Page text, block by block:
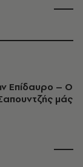
Επίδαυρο – Ο
μάς